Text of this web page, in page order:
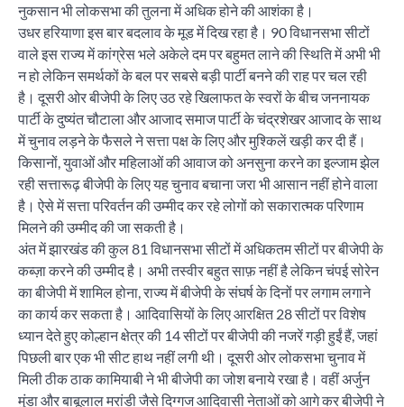
नुकसान भी लोकसभा की तुलना में अधिक होने की आशंका है।
उधर हरियाणा इस बार बदलाव के मूड में दिख रहा है। 90 विधानसभा सीटों
वाले इस राज्य में कांग्रेस भले अकेले दम पर बहुमत लाने की स्थिति में अभी भी
न हो लेकिन समर्थकों के बल पर सबसे बड़ी पार्टी बनने की राह पर चल रही
है। दूसरी ओर बीजेपी के लिए उठ रहे खिलाफत के स्वरों के बीच जननायक
पार्टी के दुष्यंत चौटाला और आजाद समाज पार्टी के चंद्रशेखर आजाद के साथ
में चुनाव लड़ने के फैसले ने सत्ता पक्ष के लिए और मुश्किलें खड़ी कर दी हैं।
किसानों, युवाओं और महिलाओं की आवाज को अनसुना करने का इल्जाम झेल
रही सत्तारूढ़ बीजेपी के लिए यह चुनाव बचाना जरा भी आसान नहीं होने वाला
है। ऐसे में सत्ता परिवर्तन की उम्मीद कर रहे लोगों को सकारात्मक परिणाम
मिलने की उम्मीद की जा सकती है।
अंत में झारखंड की कुल 81 विधानसभा सीटों में अधिकतम सीटों पर बीजेपी के
कब्ज़ा करने की उम्मीद है। अभी तस्वीर बहुत साफ़ नहीं है लेकिन चंपई सोरेन
का बीजेपी में शामिल होना, राज्य में बीजेपी के संघर्ष के दिनों पर लगाम लगाने
का कार्य कर सकता है। आदिवासियों के लिए आरक्षित 28 सीटों पर विशेष
ध्यान देते हुए कोल्हान क्षेत्र की 14 सीटों पर बीजेपी की नजरें गड़ी हुईं हैं, जहां
पिछली बार एक भी सीट हाथ नहीं लगी थी। दूसरी ओर लोकसभा चुनाव में
मिली ठीक ठाक कामियाबी ने भी बीजेपी का जोश बनाये रखा है। वहीं अर्जुन
मुंडा और बाबूलाल मरांडी जैसे दिग्गज आदिवासी नेताओं को आगे कर बीजेपी ने